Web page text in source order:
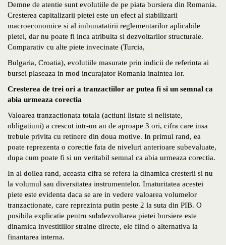
Demne de atentie sunt evolutiile de pe piata bursiera din Romania.
Cresterea capitalizarii pietei este un efect al stabilizarii
macroeconomice si al imbunatatirii reglementarilor aplicabile
pietei, dar nu poate fi inca atribuita si dezvoltarilor structurale.
Comparativ cu alte piete invecinate (Turcia,
Bulgaria, Croatia), evolutiile masurate prin indicii de referinta ai
bursei plaseaza in mod incurajator Romania inaintea lor.
Cresterea de trei ori a tranzactiilor ar putea fi si un semnal ca
abia urmeaza corectia
Valoarea tranzactionata totala (actiuni listate si nelistate,
obligatiuni) a crescut intr-un an de aproape 3 ori, cifra care insa
trebuie privita cu retinere din doua motive. In primul rand, ea
poate reprezenta o corectie fata de niveluri anterioare subevaluate,
dupa cum poate fi si un veritabil semnal ca abia urmeaza corectia.
In al doilea rand, aceasta cifra se refera la dinamica cresterii si nu
la volumul sau diversitatea instrumentelor. Imaturitatea acestei
piete este evidenta daca se are in vedere valoarea volumelor
tranzactionate, care reprezinta putin peste 2 la suta din PIB. O
posibila explicatie pentru subdezvoltarea pietei bursiere este
dinamica investitiilor straine directe, ele fiind o alternativa la
finantarea interna.